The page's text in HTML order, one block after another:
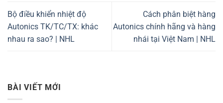
Bộ điều khiển nhiệt độ
Autonics TK/TC/TX: khác
nhau ra sao? | NHL
Cách phân biệt hàng
Autonics chính hãng và hàng
nhái tại Việt Nam | NHL
BÀI VIẾT MỚI